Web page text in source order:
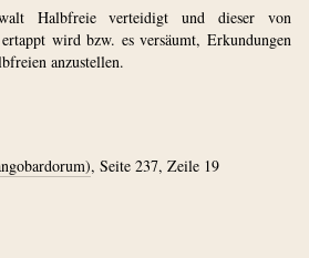
Halbfreie verteidigt und dieser von
wird bzw. es versäumt, Erkundungen
anzustellen.
, Seite 237, Zeile 19